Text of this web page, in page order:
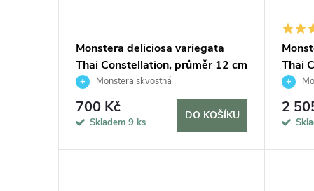
Monstera deliciosa variegata
Thai Constellation, průměr 12 cm
Monstera skvostná
700 Kč
Skladem 9 ks
DO KOŠÍKU
Thai
2